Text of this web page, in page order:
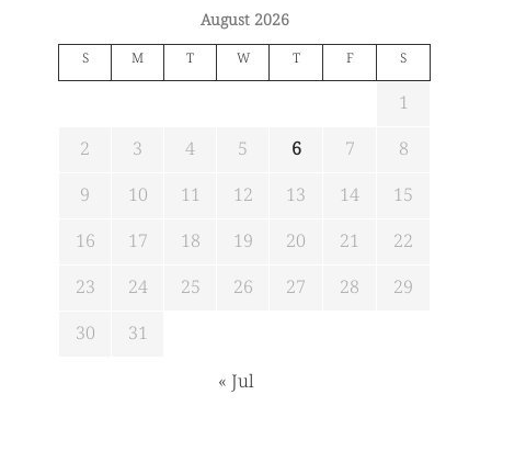
August 2026
S M T W T F S
1
2
3 4 5 6 7
8
9
10 11 12 13 14
15
16
17 18 19 20 21
22
23
24 25 26 27 28
29
30
31
« Jul